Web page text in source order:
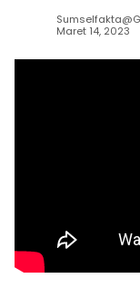
Maret 14, 2023